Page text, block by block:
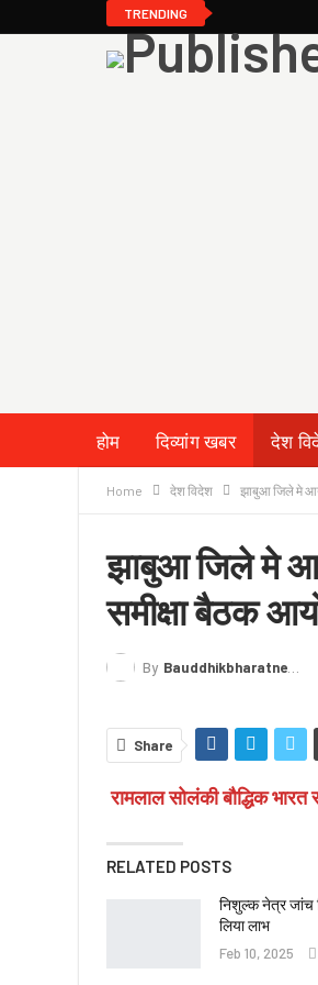
TRENDING
होम दिव्यांग खबर देश
क्राइम
लेख/काव्य शिक्षा
Home देश विदेश झाबुआ जिले मे
झाबुआ जिले मे
समीक्षा बैठक
By Bauddhikbharatnews@gmail.com
Share
रामलाल सोलंकी बौद्धिक भारत
RELATED POSTS
निशुल्क नेत्र जांच
लिया लाभ
Feb 10, 2025